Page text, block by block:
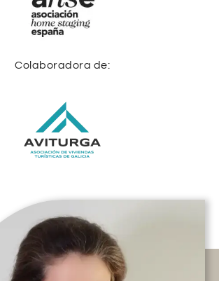
Colaboradora de: